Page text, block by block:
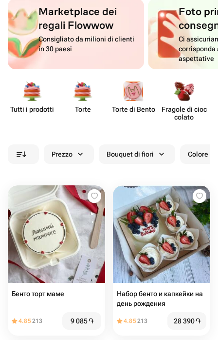
Marketplace dei
regali Flowwow
Consigliato da milioni di clienti
in 30 paesi
Foto
Ci
corrisponda
aspettative
Tutti i prodotti Torte Torte di Bento
Fragole di cioc​
colato
Prezzo Bouquet di fiori Colore
Бенто торт маме
4.85213 9 085֏
Набор бенто и капкейки на
день рождения
4.85213 28 390֏